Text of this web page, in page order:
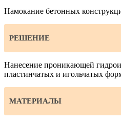
Намокание бетонных
РЕШЕНИЕ
Нанесение проникающей
пластинчатых и игольчатых
МАТЕРИАЛЫ